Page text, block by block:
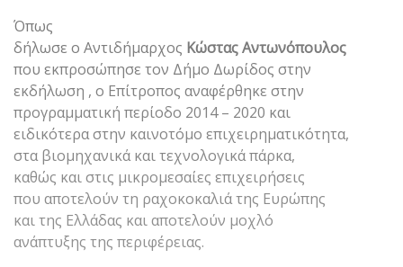
Όπως
δήλωσε ο Αντιδήμαρχος Κώστας Αντωνόπουλος
που εκπροσώπησε τον Δήμο Δωρίδος στην
εκδήλωση , ο Επίτροπος αναφέρθηκε στην
προγραμματική περίοδο 2014 – 2020 και
ειδικότερα στην καινοτόμο επιχειρηματικότητα,
στα βιομηχανικά και τεχνολογικά πάρκα,
καθώς και στις μικρομεσαίες επιχειρήσεις
που αποτελούν τη ραχοκοκαλιά της Ευρώπης
και της Ελλάδας και αποτελούν μοχλό
ανάπτυξης της περιφέρειας.